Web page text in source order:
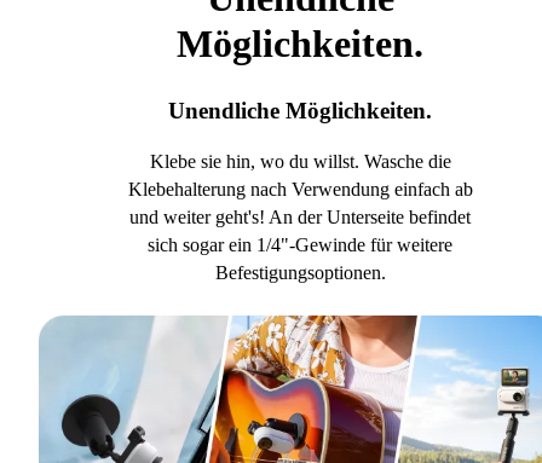
Möglichkeiten.
Unendliche Möglichkeiten.
Klebe sie hin, wo du willst. Wasche die
Klebehalterung nach Verwendung einfach ab
und weiter geht's! An der Unterseite befindet
sich sogar ein 1/4"-Gewinde für weitere
Befestigungsoptionen.